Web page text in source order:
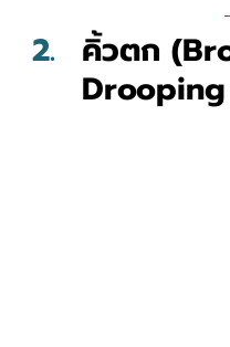
คิ้วตก